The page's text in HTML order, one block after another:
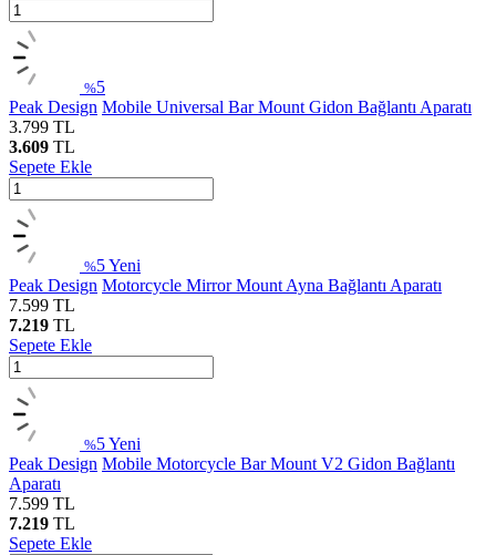
%5
Peak Design Mobile Universal Bar Mount Gidon Bağlantı Aparatı
3.799 TL
3.609 TL
Sepete Ekle
%5Yeni
Peak Design Motorcycle Mirror Mount Ayna Bağlantı Aparatı
7.599 TL
7.219 TL
Sepete Ekle
%5Yeni
Peak Design Mobile Motorcycle Bar Mount V2 Gidon Bağlantı
Aparatı
7.599 TL
7.219 TL
Sepete Ekle